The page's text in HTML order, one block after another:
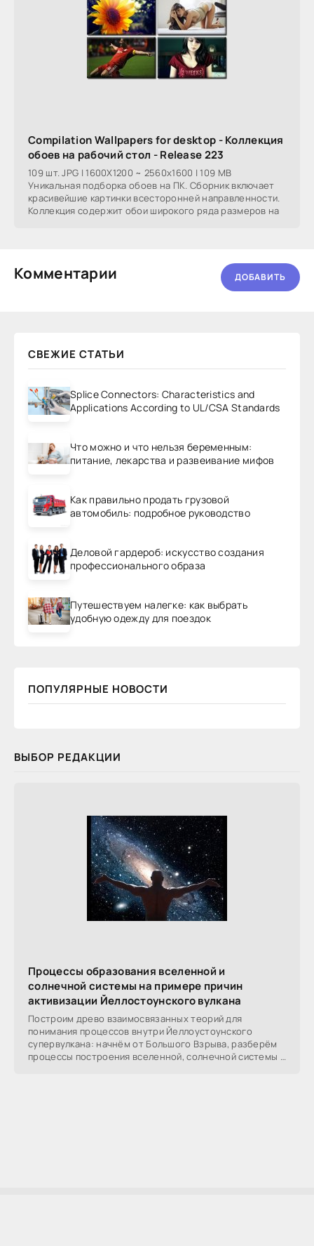
Compilation Wallpapers for desktop - Коллекция
обоев на рабочий стол - Release 223
109 шт. JPG | 1600X1200 ~ 2560x1600 | 109 MB
Уникальная подборка обоев на ПК. Сборник включает
красивейшие картинки всесторонней направленности.
Коллекция содержит обои широкого ряда размеров на
Комментарии ДОБАВИТЬ
СВЕЖИЕ СТАТЬИ
Splice Connectors: Characteristics and
Applications According to UL/CSA Standards
Что можно и что нельзя беременным:
питание, лекарства и развеивание мифов
Как правильно продать грузовой
автомобиль: подробное руководство
Деловой гардероб: искусство создания
профессионального образа
Путешествуем налегке: как выбрать
удобную одежду для поездок
ПОПУЛЯРНЫЕ НОВОСТИ
ВЫБОР РЕДАКЦИИ
Процессы образования вселенной и
солнечной системы на примере причин
активизации Йеллостоунского вулкана
Построим древо взаимосвязанных теорий для
понимания процессов внутри Йеллоустоунского
супервулкана: начнём от Большого Взрыва, разберём
процессы построения вселенной, солнечной системы в